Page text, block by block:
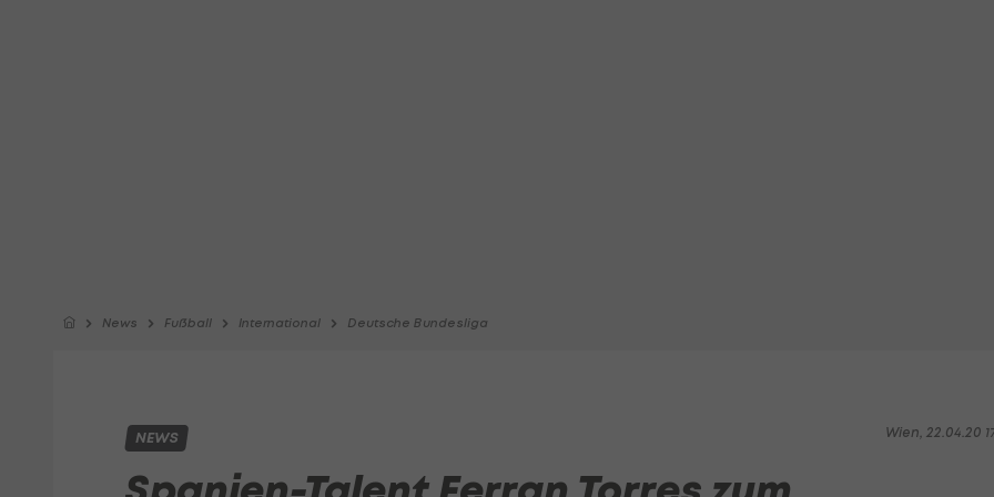
News Fußball International Deutsche Bundesliga
Wien, 22.04.20
NEWS